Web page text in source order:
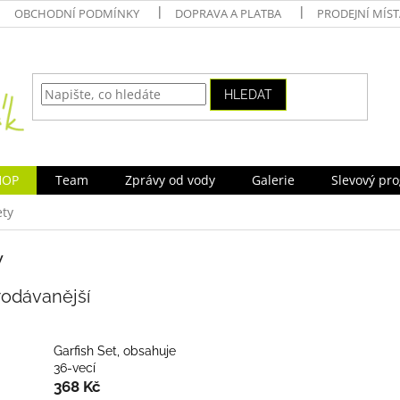
OBCHODNÍ PODMÍNKY DOPRAVA A PLATBA PRODEJNÍ
HLEDAT
Team Zprávy od vody Galerie Slevový
Garfish Set, obsahuje
36-vecí
368 Kč